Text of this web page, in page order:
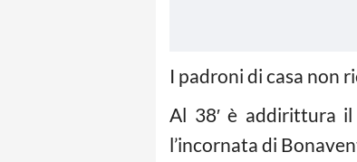
I padroni di casa non
Al 38′ è addirittura
l’incornata di